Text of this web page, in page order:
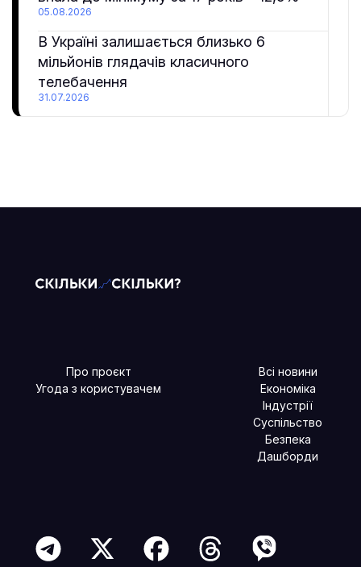
05.08.2026
В Україні залишається близько 6
мільйонів глядачів класичного
телебачення
31.07.2026
Про проєкт
Угода з користувачем
Всі новини
Економіка
Індустрії
Суспільство
Безпека
Дашборди
Читайте більше в наших соцмережах